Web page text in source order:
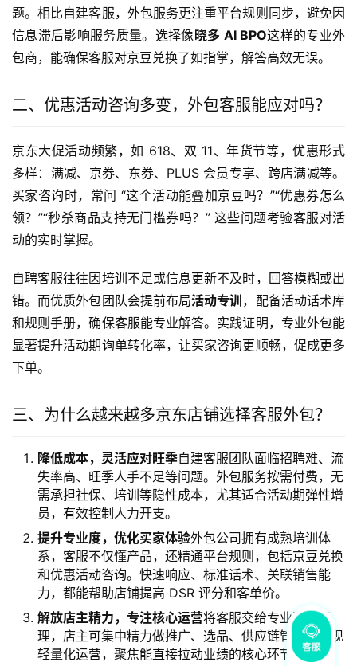
题。相比自建客服，外包服务更注重平台规则同步，避免因
信息滞后影响服务质量。选择像晓多 AI BPO这样的专业外
包商，能确保客服对京豆兑换了如指掌，解答高效无误。
二、优惠活动咨询多变，外包客服能应对吗？
京东大促活动频繁，如 618、双 11、年货节等，优惠形式
多样：满减、京券、东券、PLUS 会员专享、跨店满减等。
买家咨询时，常问 “这个活动能叠加京豆吗？”“优惠券怎么
领？”“秒杀商品支持无门槛券吗？” 这些问题考验客服对活
动的实时掌握。
自聘客服往往因培训不足或信息更新不及时，回答模糊或出
错。而优质外包团队会提前布局活动专训 ，配备活动话术库
和规则手册，确保客服能专业解答。实践证明，专业外包能
显著提升活动期询单转化率，让买家咨询更顺畅，促成更多
下单。
三、为什么越来越多京东店铺选择客服外包？
降低成本，灵活应对旺季自建客服团队面临招聘难、流
失率高、旺季人手不足等问题。外包服务按需付费，无
需承担社保、培训等隐性成本，尤其适合活动期弹性增
员，有效控制人力开支。
提升专业度，优化买家体验外包公司拥有成熟培训体
系，客服不仅懂产品，还精通平台规则，包括京豆兑换
和优惠活动咨询。快速响应、标准话术、关联销售能
力，都能帮助店铺提高 DSR 评分和客单价。
解放店主精力，专注核心运营将客服交给专业团队打
理，店主可集中精力做推广、选品、供应链管理，实现
轻量化运营，聚焦能直接拉动业绩的核心环节。